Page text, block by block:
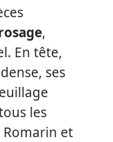
,
En tête,
ses
les
Romarin et